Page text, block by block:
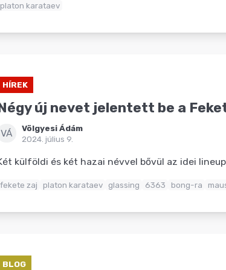
platon karataev
HÍREK
új nevet jelentett be a
VÁ
Völgyesi Ádám
2024. július 9.
külföldi és két hazai névvel bővül az idei
fekete zaj platon karataev glassing 6363 bong-ra
BLOG